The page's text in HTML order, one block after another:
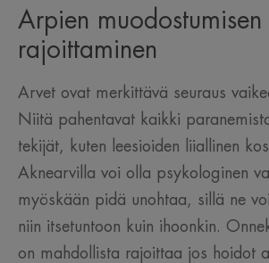
Arpien muodostumisen
rajoittaminen
Arvet ovat merkittävä seuraus
Niitä pahentavat kaikki
tekijät, kuten leesioiden liiallinen
Aknearvilla voi olla psykologinen
myöskään pidä unohtaa, sillä ne
niin itsetuntoon kuin ihoonkin.
on mahdollista rajoittaa jos hoidot